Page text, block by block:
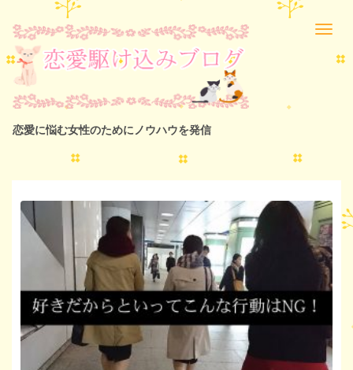
恋愛に悩む女性のためにノウハウを発信